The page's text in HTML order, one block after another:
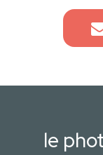
le